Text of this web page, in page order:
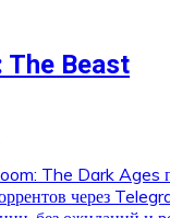
The Beast